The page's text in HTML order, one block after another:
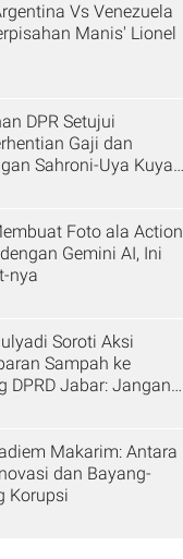
Vs Venezuela
Manis' Lionel
DPR Setujui
Gaji dan
Sahroni-Uya Kuya
Foto ala Action
Gemini AI, Ini
nya
Soroti Aksi
Sampah ke
DPRD Jabar: Jangan
Makarim: Antara
dan Bayang-
Korupsi